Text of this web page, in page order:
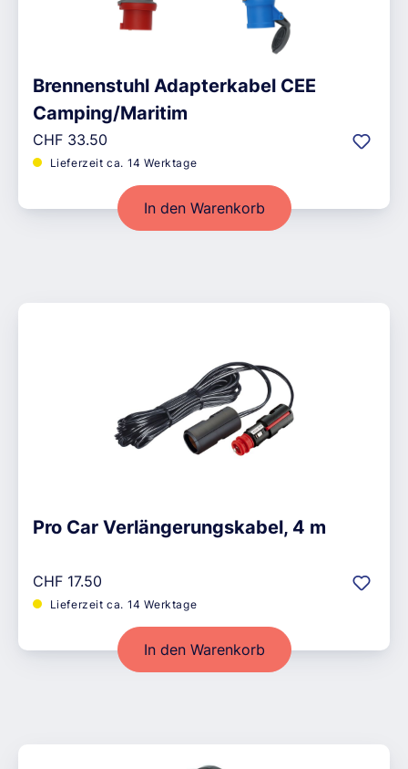
Brennenstuhl Adapterkabel CEE
Camping/Maritim
Regulärer Preis:
CHF 33.50
Lieferzeit ca. 14 Werktage
In den Warenkorb
Pro Car Verlängerungskabel, 4 m
Regulärer Preis:
CHF 17.50
Lieferzeit ca. 14 Werktage
In den Warenkorb